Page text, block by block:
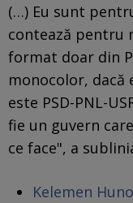
(…) Eu sunt
contează pentru
format doar din
monocolor, dacă
este PSD-PNL-
fie un guvern
ce face", a
Kelemen